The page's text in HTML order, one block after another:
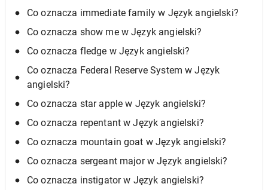
Co oznacza immediate family w Język angielski?
Co oznacza show me w Język angielski?
Co oznacza fledge w Język angielski?
Co oznacza Federal Reserve System w Język
angielski?
Co oznacza star apple w Język angielski?
Co oznacza repentant w Język angielski?
Co oznacza mountain goat w Język angielski?
Co oznacza sergeant major w Język angielski?
Co oznacza instigator w Język angielski?